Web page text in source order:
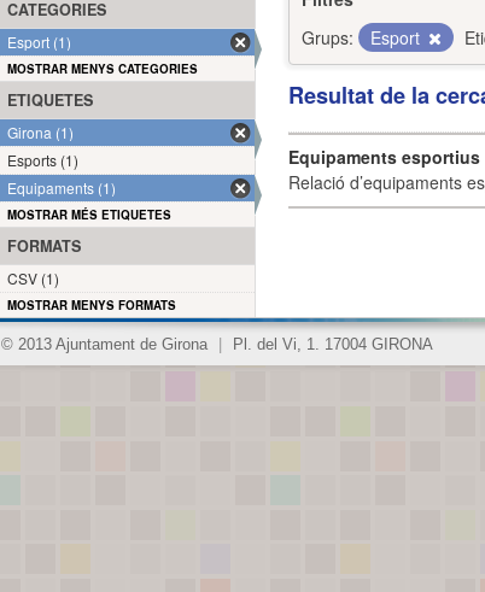
Grups:
Esport
Resultat de la
Equipaments esportius
Relació d’equipaments
CATEGORIES
Esport (1)
MOSTRAR MENYS CATEGORIES
ETIQUETES
Girona (1)
Esports (1)
Equipaments (1)
MOSTRAR MÉS ETIQUETES
FORMATS
CSV (1)
MOSTRAR MENYS FORMATS
© 2013 Ajuntament de Girona Pl. del Vi, 1. 17004 GIRONA